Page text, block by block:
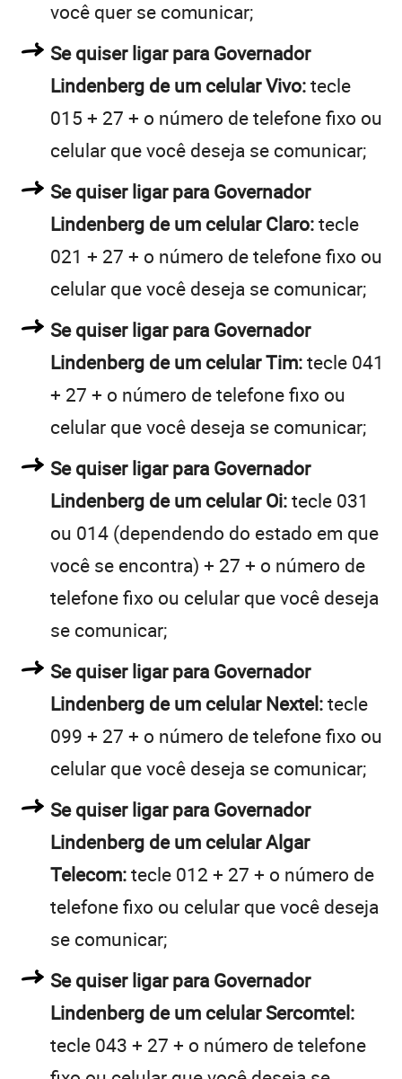
você quer se comunicar;
Se quiser ligar para Governador
Lindenberg de um celular Vivo:tecle
015 + 27 + o número de telefone fixo ou
celular que você deseja se comunicar;
Se quiser ligar para Governador
Lindenberg de um celular Claro:tecle
021 + 27 + o número de telefone fixo ou
celular que você deseja se comunicar;
Se quiser ligar para Governador
Lindenberg de um celular Tim:tecle 041
+ 27 + o número de telefone fixo ou
celular que você deseja se comunicar;
Se quiser ligar para Governador
Lindenberg de um celular Oi:tecle 031
ou 014 (dependendo do estado em que
você se encontra) + 27 + o número de
telefone fixo ou celular que você deseja
se comunicar;
Se quiser ligar para Governador
Lindenberg de um celular Nextel:tecle
099 + 27 + o número de telefone fixo ou
celular que você deseja se comunicar;
Se quiser ligar para Governador
Lindenberg de um celular Algar
Telecom:tecle 012 + 27 + o número de
telefone fixo ou celular que você deseja
se comunicar;
Se quiser ligar para Governador
Lindenberg de um celular Sercomtel:
tecle 043 + 27 + o número de telefone